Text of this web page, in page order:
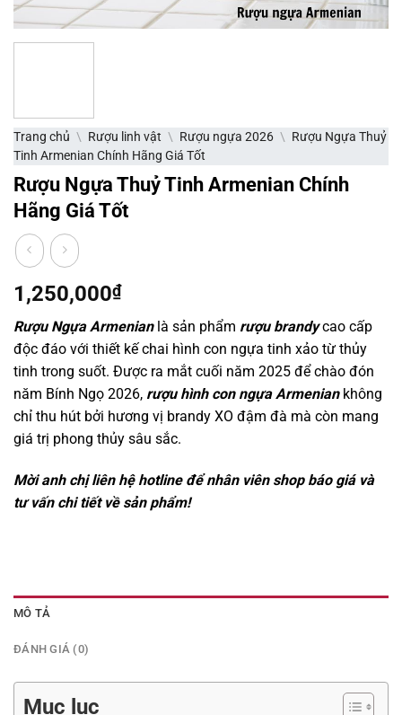
Trang chủ \ Rượu linh vật \ Rượu ngựa 2026 \ Rượu Ngựa Thuỷ
Tinh Armenian Chính Hãng Giá Tốt
Rượu Ngựa Thuỷ Tinh Armenian Chính
Hãng Giá Tốt
1,250,000₫
Rượu Ngựa Armenianlà sản phẩm rượu brandycao cấp
độc đáo với thiết kế chai hình con ngựa tinh xảo từ thủy
tinh trong suốt. Được ra mắt cuối năm 2025 để chào đón
năm Bính Ngọ 2026, rượu hình con ngựa Armeniankhông
chỉ thu hút bởi hương vị brandy XO đậm đà mà còn mang
giá trị phong thủy sâu sắc.
Mời anh chị liên hệ hotline để nhân viên shop báo giá và
tư vấn chi tiết về sản phẩm!
MÔ TẢ
ĐÁNH GIÁ (0)
Mục lục